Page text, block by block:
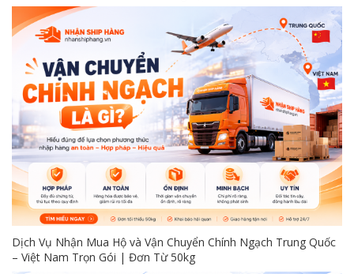
Dịch Vụ Nhận Mua Hộ và Vận Chuyển Chính Ngạch Trung Quốc
– Việt Nam Trọn Gói | Đơn Từ 50kg